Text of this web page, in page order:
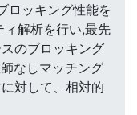
ロッキング性能を
解析を行い,最先
のブロッキング
なしマッチング
対して、相対的